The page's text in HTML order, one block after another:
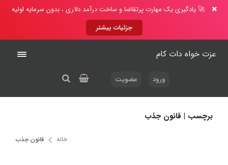
🚀 یادگیری یک مهارت پرتقاضا و ساخت درآمد دلاری ، بدون سرمایه اولیه
جزئیات بیشتر
عزت خواه دات کام
ورود عضویت
برچسب | قانون جذب
خانه قانون جذب